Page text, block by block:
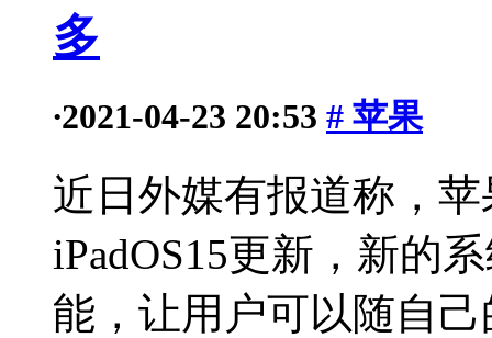
多
·2021-04-23 20:53 # 苹果
近日外媒有报道称，
iPadOS15更新，新的
能，让用户可以随自